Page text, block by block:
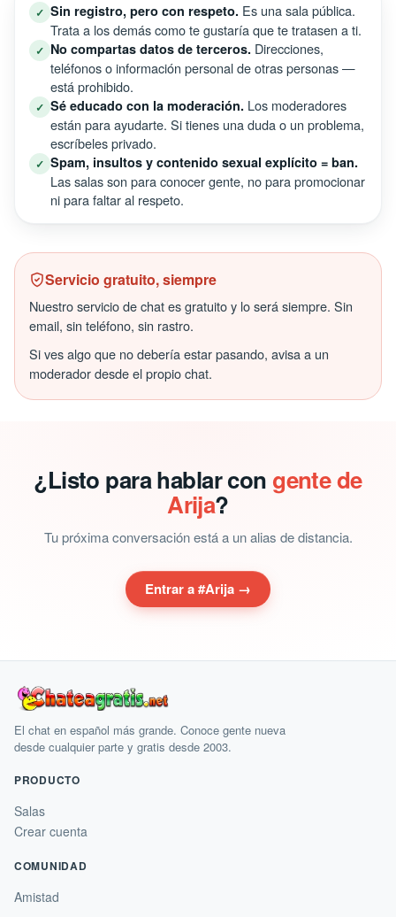
✓ Sin registro, pero con respeto. Es una sala pública.
Trata a los demás como te gustaría que te tratasen a ti.
✓ No compartas datos de terceros. Direcciones,
teléfonos o información personal de otras personas —
está prohibido.
✓ Sé educado con la moderación. Los moderadores
están para ayudarte. Si tienes una duda o un problema,
escríbeles privado.
✓ Spam, insultos y contenido sexual explícito = ban.
Las salas son para conocer gente, no para promocionar
ni para faltar al respeto.
Servicio gratuito, siempre
Nuestro servicio de chat es gratuito y lo será siempre. Sin
email, sin teléfono, sin rastro.
Si ves algo que no debería estar pasando, avisa a un
moderador desde el propio chat.
¿Listo para hablar con gente de
Arija?
Tu próxima conversación está a un alias de distancia.
Entrar a #Arija →
El chat en español más grande. Conoce gente nueva
desde cualquier parte y gratis desde 2003.
PRODUCTO
Salas
Crear cuenta
COMUNIDAD
Amistad